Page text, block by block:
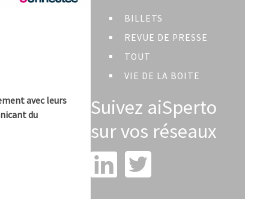
avec leurs
du
BILLETS
REVUE DE PRESSE
TOUT
VIE DE LA BOITE
Suivez aiSperto
sur vos réseaux